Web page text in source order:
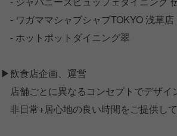
- ワガママシャブシャブTOKYO 浅草店
- ホットポットダイニング翠
▶飲食店企画、運営
店舗ごとに異なるコンセプトでデザイ
非日常+居心地の良い時間をご提供して